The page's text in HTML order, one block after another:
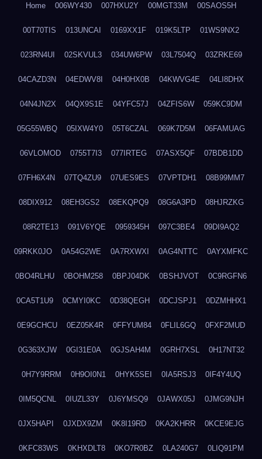
Home 006WY430 007HXU2Y 00MGT33M 00SAOS5H
00T70TIS 013UNCAI 0169XX1F 019K5LTP 01WS9NX2
023RN4UI 02SKVUL3 034UW6PW 03L7504Q 03ZRKE69
04CAZD3N 04EDWV8I 04H0HX0B 04KWVG4E 04LI8DHX
04N4JN2X 04QX9S1E 04YFC57J 04ZFIS6W 059KC9DM
05G55WBQ 05IXW4Y0 05T6CZAL 069K7D5M 06FAMUAG
06VLOMOD 0755T7I3 077IRTEG 07ASX5QF 07BDB1DD
07FH6X4N 07TQ4ZU9 07UES9ES 07VPTDH1 08B99MM7
08DIX912 08EH3GS2 08EKQPQ9 08G6A3PD 08HJRZKG
08R2TE13 091V6YQE 0959345H 097C3BE4 09DI9AQ2
09RKK0JO 0A54G2WE 0A7RXWXI 0AG4NTTC 0AYXMFKC
0BO4RLHU 0BOHM258 0BPJ04DK 0BSHJVOT 0C9RGFN6
0CA5T1U9 0CMYI0KC 0D38QEGH 0DCJSPJ1 0DZMHHX1
0E9GCHCU 0EZ05K4R 0FFYUM84 0FLIL6GQ 0FXF2MUD
0G363XJW 0GI31E0A 0GJSAH4M 0GRH7XSL 0H17NT32
0H7Y9RRM 0H9OI0N1 0HYK5SEI 0IA5RSJ3 0IF4Y4UQ
0IM5QCNL 0IUZL33Y 0J6YMSQ9 0JAWX05J 0JMG9NJH
0JX5HAPI 0JXDX9ZM 0K8I19RD 0KA2KHRR 0KCE9EJG
0KFC83WS 0KHXDLT8 0KO7R0BZ 0LA240G7 0LIQ91PM